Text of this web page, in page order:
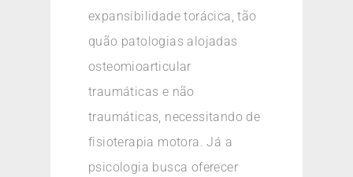
expansibilidade torácica, tão
quão patologias alojadas
osteomioarticular
traumáticas e não
traumáticas, necessitando de
fisioterapia motora. Já a
psicologia busca oferecer